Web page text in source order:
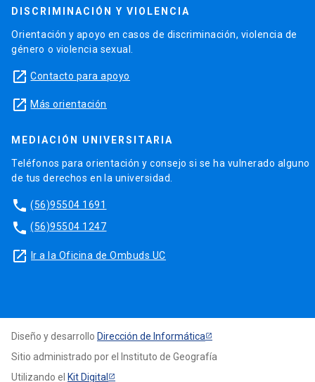
DISCRIMINACIÓN Y VIOLENCIA
Orientación y apoyo en casos de discriminación, violencia de
género o violencia sexual.
launch Contacto para apoyo
launch Más orientación
MEDIACIÓN UNIVERSITARIA
Teléfonos para orientación y consejo si se ha vulnerado alguno
de tus derechos en la universidad.
phone (56)95504 1691
phone (56)95504 1247
launch Ir a la Oficina de Ombuds UC
Diseño y desarrollo Dirección de Informática
Sitio administrado por el Instituto de Geografía
Utilizando el Kit Digital